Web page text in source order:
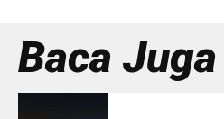
Baca Juga